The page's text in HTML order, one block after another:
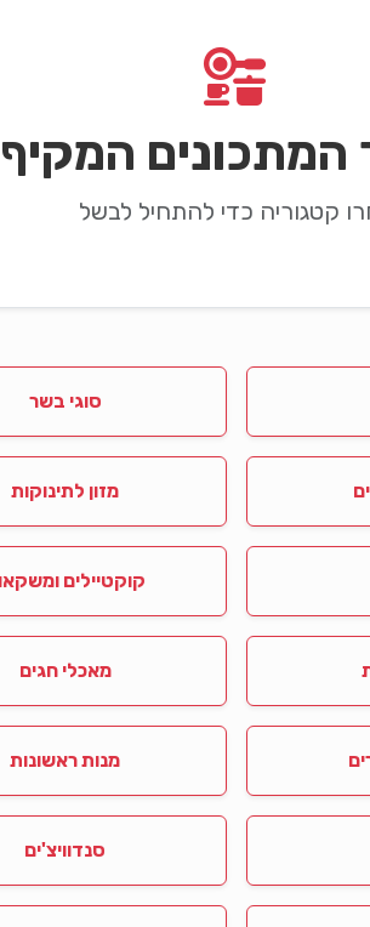
קטגוריה כדי להתחיל לבשל
סוגי בשר
מזון לתינוקות
קוקטיילים
מאכלי חגים
מנות ראשונות
סנדוויצ'ים